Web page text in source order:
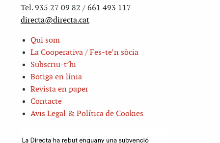
Tel. 935 27 09 82 / 661 493 117
directa@directa.cat
Qui som
La Cooperativa / Fes-te’n sòcia
Subscriu-t’hi
Botiga en línia
Revista en paper
Contacte
Avis Legal & Política de Cookies